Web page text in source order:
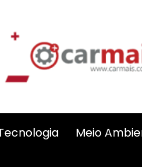
Meio